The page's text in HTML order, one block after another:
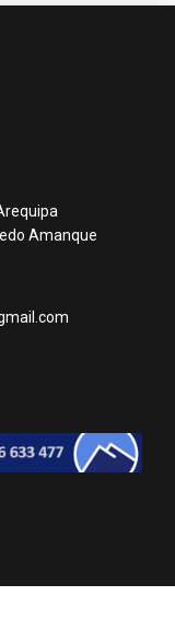
Amanque